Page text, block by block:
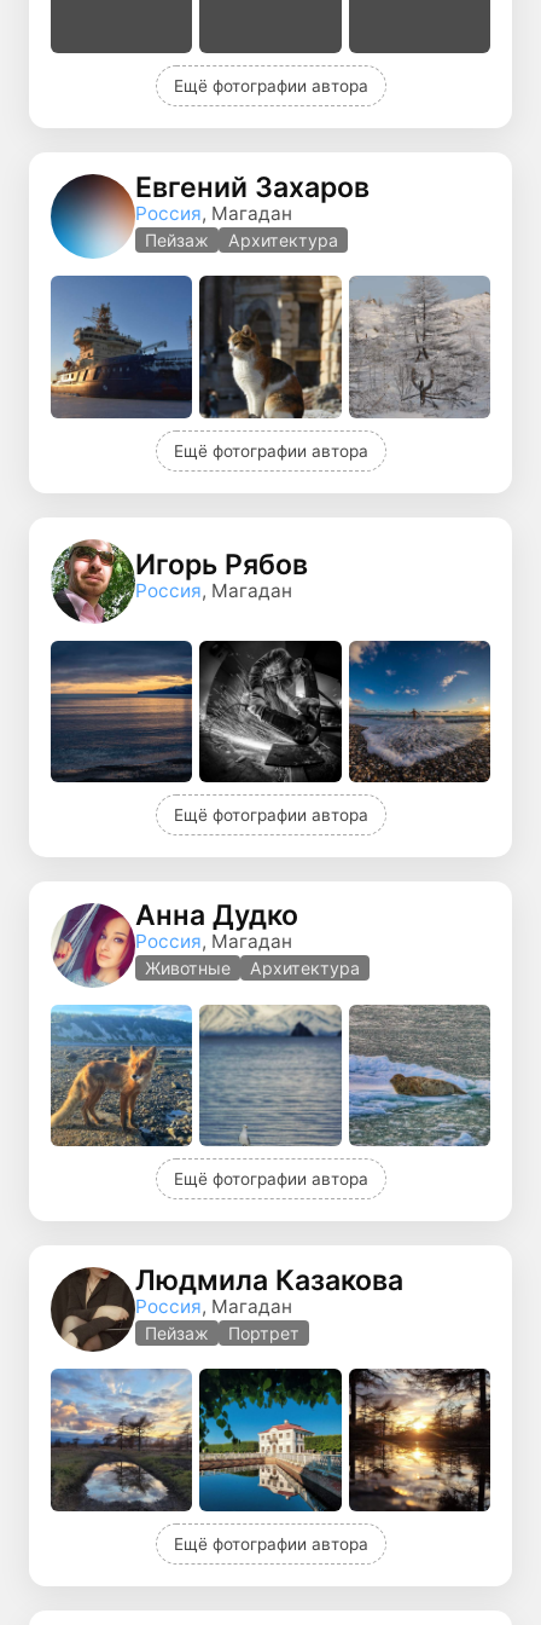
Ещё фотографии автора
Евгений Захаров
Россия, Магадан
Пейзаж Архитектура
Ещё фотографии автора
Игорь Рябов
Россия, Магадан
Ещё фотографии автора
Анна Дудко
Россия, Магадан
Животные Архитектура
Ещё фотографии автора
Людмила Казакова
Россия, Магадан
Пейзаж Портрет
Ещё фотографии автора